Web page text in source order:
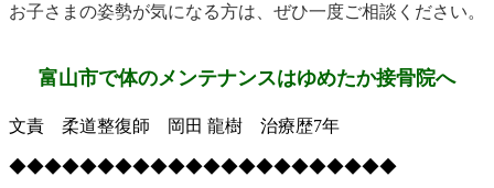
お子さまの姿勢が気になる方は、ぜひ一度ご相談ください。
富山市で体のメンテナンスはゆめたか接骨院へ
文責 柔道整復師 岡田 龍樹 治療歴7年
◆◆◆◆◆◆◆◆◆◆◆◆◆◆◆◆◆◆◆◆◆◆